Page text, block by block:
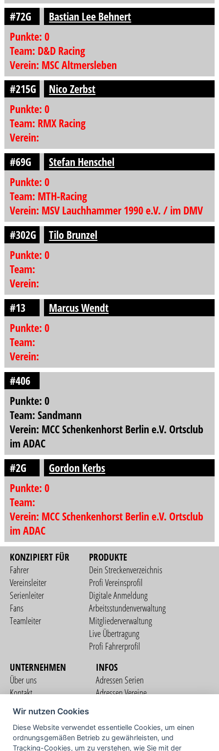
#72G
Bastian Lee Behnert
Punkte: 0
Team: D&D Racing
Verein: MSC Altmersleben
#215G
Nico Zerbst
Punkte: 0
Team: RMX Racing
Verein:
#69G
Stefan Henschel
Punkte: 0
Team: MTH-Racing
Verein: MSV Lauchhammer 1990 e.V. / im DMV
#302G
Tilo Brunzel
Punkte: 0
Team:
Verein:
#13
Marcus Wendt
Punkte: 0
Team:
Verein:
#406
Punkte: 0
Team: Sandmann
Verein: MCC Schenkenhorst Berlin e.V. Ortsclub
im ADAC
#2G
Gordon Kerbs
Punkte: 0
Team:
Verein: MCC Schenkenhorst Berlin e.V. Ortsclub
im ADAC
KONZIPIERT FÜR
Fahrer
Vereinsleiter
Serienleiter
Fans
Teamleiter
PRODUKTE
Dein Streckenverzeichnis
Profi Vereinsprofil
Digitale Anmeldung
Arbeitsstundenverwaltung
Mitgliederverwaltung
Live Übertragung
Profi Fahrerprofil
UNTERNEHMEN
Über uns
Kontakt
Nutzungsbedingungen
Datenschutzerklärung
Impressum
INFOS
Adressen Serien
Adressen Vereine
COMMUNITY
Wir nutzen Cookies
Diese Website verwendet essentielle Cookies, um einen
ordnungsgemäßen Betrieb zu gewährleisten, und
Tracking-Cookies, um zu verstehen, wie Sie mit der